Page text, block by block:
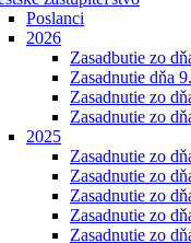
Poslanci
2026
Zasadbutie zo
Zasadnutie dňa
Zasadnutie zo
Zasadnutie zo
2025
Zasadnutie zo
Zasadnutie zo
Zasadnutie zo
Zasadnutie zo
Zasadnutie zo